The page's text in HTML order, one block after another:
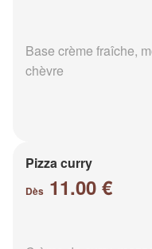
Base crème fraîche,
chèvre
Pizza curry
Dès 11.00 €